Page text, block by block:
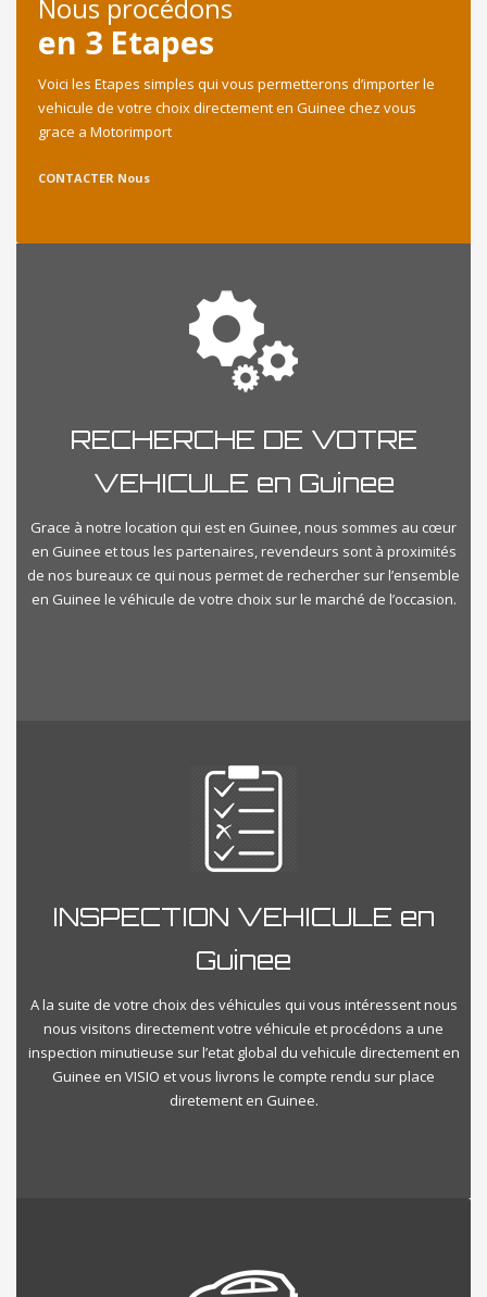
Nous procédons
en 3 Etapes
Voici les Etapes simples qui vous permetterons d’importer le
vehicule de votre choix directement en Guinee chez vous
grace a Motorimport
CONTACTER Nous
RECHERCHE DE VOTRE
VEHICULE en Guinee
Grace à notre location qui est en Guinee, nous sommes au cœur
en Guinee et tous les partenaires, revendeurs sont à proximités
de nos bureaux ce qui nous permet de rechercher sur l’ensemble
en Guinee le véhicule de votre choix sur le marché de l’occasion.
INSPECTION VEHICULE en
Guinee
A la suite de votre choix des véhicules qui vous intéressent nous
nous visitons directement votre véhicule et procédons a une
inspection minutieuse sur l’etat global du vehicule directement en
Guinee en VISIO et vous livrons le compte rendu sur place
diretement en Guinee.